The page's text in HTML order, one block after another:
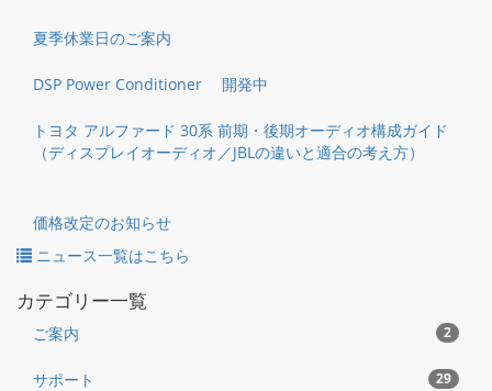
夏季休業日のご案内
DSP Power Conditioner 開発中
トヨタ アルファード 30系 前期・後期オーディオ構成ガイド
（ディスプレイオーディオ／JBLの違いと適合の考え方）
価格改定のお知らせ
ニュース一覧はこちら
カテゴリー一覧
ご案内 2
サポート 29